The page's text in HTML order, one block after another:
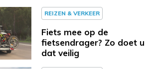
REIZEN & VERKEER
Fiets mee op de
fietsendrager? Zo doet u
dat veilig